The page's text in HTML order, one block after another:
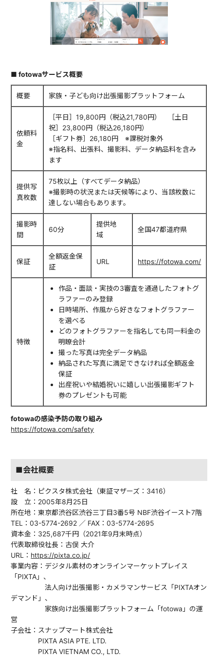
■ fotowaサービス概要
概要 家族・子ども向け出張撮影プラットフォーム
依頼料
金
［平日］19,800円（税込21,780円） ［土日
祝］23,800円（税込26,180円）
［ギフト券］26,180円 ※課税対象外
※指名料、出張料、撮影料、データ納品料を含み
ます
提供写
真枚数
75枚以上（すべてデータ納品）
※撮影時の状況または天候等により、当該枚数に
達しない場合もあります。
撮影時
間
60分
提供地
域
全国47都道府県
保証
全額返金保
証
URL https://fotowa.com/
特徴
作品・面談・実技の3審査を通過したフォトグ
ラファーのみ登録
日時場所、作風から好きなフォトグラファー
を選べる
どのフォトグラファーを指名しても同一料金の
明瞭会計
撮った写真は完全データ納品
納品された写真に満足できなければ全額返金
保証
出産祝いや結婚祝いに嬉しい出張撮影ギフト
券のプレゼントも可能
fotowaの感染予防の取り組み
https://fotowa.com/safety
■会社概要
社 名：ピクスタ株式会社（東証マザーズ：3416）
設 立：2005年8月25日
所在地：東京都渋谷区渋谷三丁目3番5号 NBF渋谷イースト7階
TEL：03-5774-2692 ／ FAX：03-5774-2695
資本金：325,687千円（2021年9月末時点）
代表取締役社長：古俣 大介
URL： https://pixta.co.jp/
事業内容：デジタル素材のオンラインマーケットプレイス
「PIXTA」、
法人向け出張撮影・カメラマンサービス「PIXTAオン
デマンド」、
家族向け出張撮影プラットフォーム「fotowa」の運
営
子会社：スナップマート株式会社
PIXTA ASIA PTE. LTD.
PIXTA VIETNAM CO., LTD.